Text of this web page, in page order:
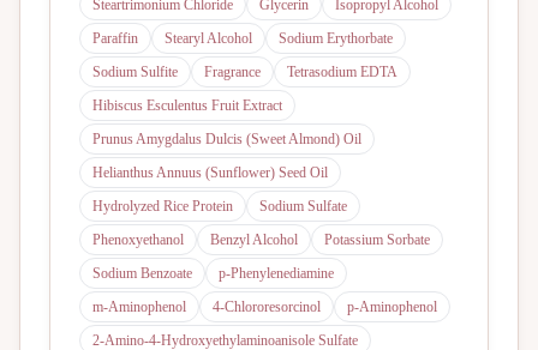
Steartrimonium Chloride
Glycerin
Isopropyl Alcohol
Paraffin
Stearyl Alcohol
Sodium Erythorbate
Sodium Sulfite
Fragrance
Tetrasodium EDTA
Hibiscus Esculentus Fruit Extract
Prunus Amygdalus Dulcis (Sweet Almond) Oil
Helianthus Annuus (Sunflower) Seed Oil
Hydrolyzed Rice Protein
Sodium Sulfate
Phenoxyethanol
Benzyl Alcohol
Potassium Sorbate
Sodium Benzoate
p-Phenylenediamine
m-Aminophenol
4-Chlororesorcinol
p-Aminophenol
2-Amino-4-Hydroxyethylaminoanisole Sulfate